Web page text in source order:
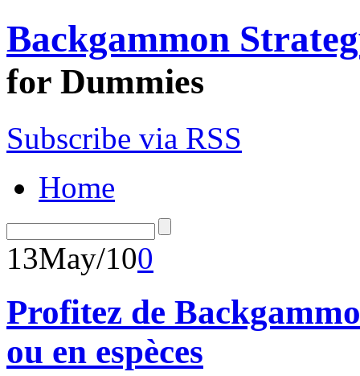
Backgammon
for Dummies
Subscribe via RSS
Home
13May/100
Profitez de
ou en espèces